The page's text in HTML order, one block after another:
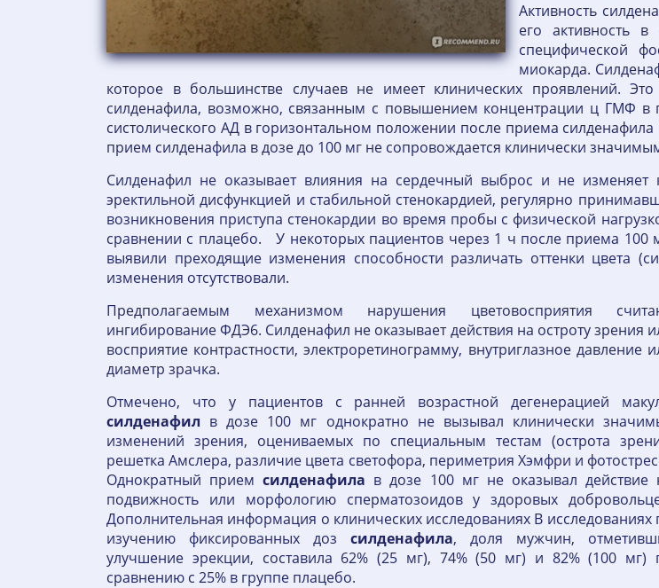
Активность
его активность
специфической
миокарда.
которое в большинстве случаев не имеет клинических проявлений.
силденафила, возможно, связанным с повышением концентрации ц ГМФ в
систолического АД в горизонтальном положении после приема
прием силденафила в дозе до 100 мг не сопровождается клинически
Силденафил не оказывает влияния на сердечный выброс и не изменяет
эректильной дисфункцией и стабильной стенокардией, регулярно
возникновения приступа стенокардии во время пробы с физической
сравнении с плацебо. У некоторых пациентов через 1 ч после приема
выявили преходящие изменения способности различать оттенки цвета
изменения отсутствовали.
Предполагаемым механизмом нарушения цветовосприятия
ингибирование ФДЭ6. Силденафил не оказывает действия на остроту зрения
восприятие контрастности, электроретинограмму, внутриглазное давление
диаметр зрачка.
Отмечено, что у пациентов с ранней возрастной дегенерацией
силденафил в дозе 100 мг однократно не вызывал клинически
изменений зрения, оцениваемых по специальным тестам (острота
решетка Амслера, различие цвета светофора, периметрия Хэмфри и
Однократный приемсилденафила в дозе 100 мг не оказывал действие
подвижность или морфологию сперматозоидов у здоровых
Дополнительная информация о клинических исследованиях В исследованиях
изучению фиксированных доз силденафила, доля мужчин,
улучшение эрекции, составила 62% (25 мг), 74% (50 мг) и 82% (100 мг)
сравнению с 25% в группе плацебо.